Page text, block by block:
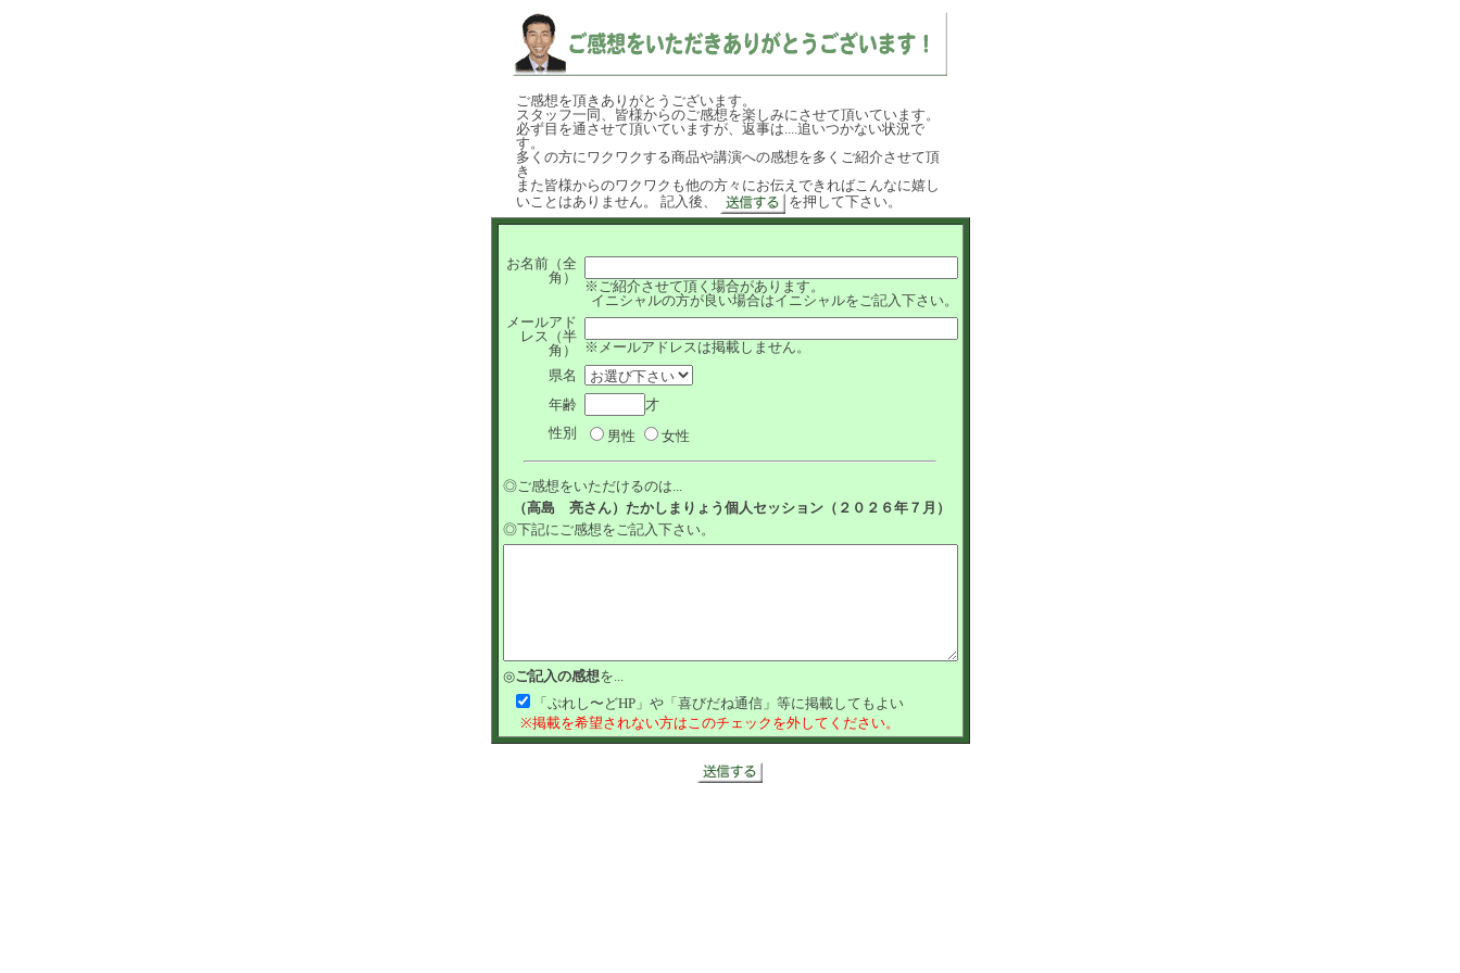
ご感想を頂きありがとうございます。
スタッフ一同、皆様からのご感想を楽しみにさせて頂いています。
必ず目を通させて頂いていますが、返事は....追いつかない状況で
す。
多くの方にワクワクする商品や講演への感想を多くご紹介させて頂
き
また皆様からのワクワクも他の方々にお伝えできればこんなに嬉し
いことはありません。 記入後、
を押して下さい。
お名前（全
角）
※ご紹介させて頂く場合があります。
イニシャルの方が良い場合はイニシャルをご記入下さい。
メールアド
レス（半
角）
※メールアドレスは掲載しません。
県名
年齢
才
性別
男性 女性
◎ご感想をいただけるのは...
（高島 亮さん）たかしまりょう個人セッション（２０２６年７月）
◎下記にご感想をご記入下さい。
◎ご記入の感想を...
「ぷれし〜どHP」や「喜びだね通信」等に掲載してもよい
※掲載を希望されない方はこのチェックを外してください。